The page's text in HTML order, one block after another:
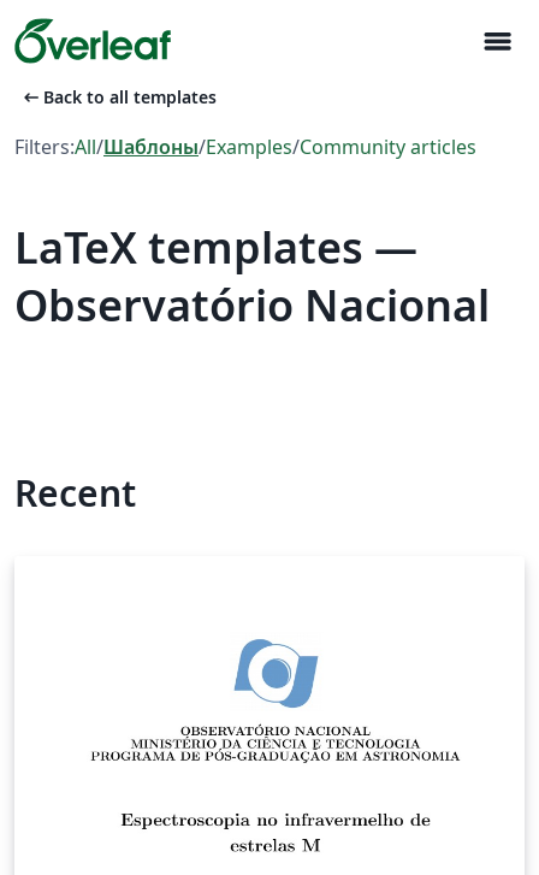
menu
arrow_left_alt Back to all templates
Filters:All/Шаблоны/Examples/Community articles
LaTeX templates —
Observatório Nacional
Recent